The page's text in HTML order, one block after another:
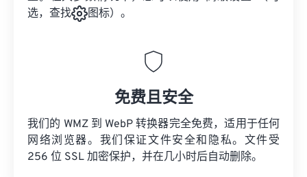
选，查找
图标）。
免费且安全
我们的 WMZ 到 WebP 转换器完全免费，适用于任何
网络浏览器。我们保证文件安全和隐私。文件受
256 位 SSL 加密保护，并在几小时后自动删除。